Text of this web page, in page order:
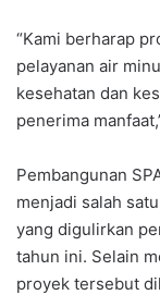
“Kami berharap
pelayanan air
kesehatan dan
penerima
Pembangunan
menjadi salah
yang digulirkan
tahun ini. Selain
proyek tersebut